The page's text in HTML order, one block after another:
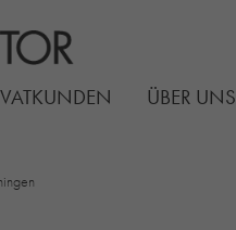
ÜBER UNS